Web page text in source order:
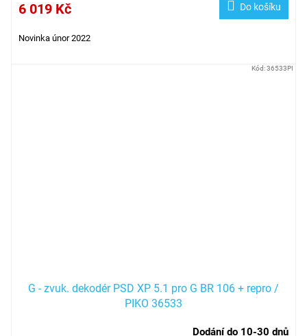
6 019 Kč Do košíku
Novinka únor 2022
G - zvuk. dekodér PSD XP 5.1 pro G BR 106 + repro /
PIKO 36533
Dodání do 10-30 dnů
Kód:36533PI